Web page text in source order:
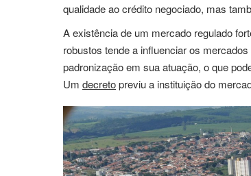
qualidade ao crédito negociado, mas
A existência de um mercado regulado
robustos tende a influenciar os
padronização em sua atuação, o que
Um decretopreviu a instituição do